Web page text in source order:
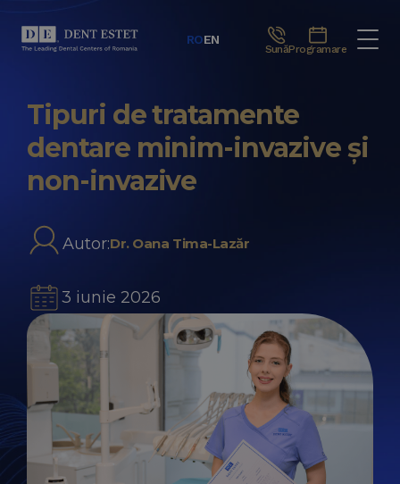
ROEN
SunăProgramare
Tipuri de tratamente
dentare minim-invazive și
non-invazive
Autor:Dr. Oana Tima-Lazăr
3 iunie 2026